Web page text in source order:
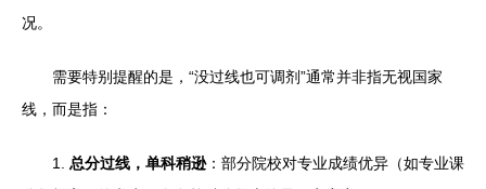
况。
需要特别提醒的是，“没过线也可调剂”通常并非指无视国家
线，而是指：
1. 总分过线，单科稍逊：部分院校对专业成绩优异（如专业课